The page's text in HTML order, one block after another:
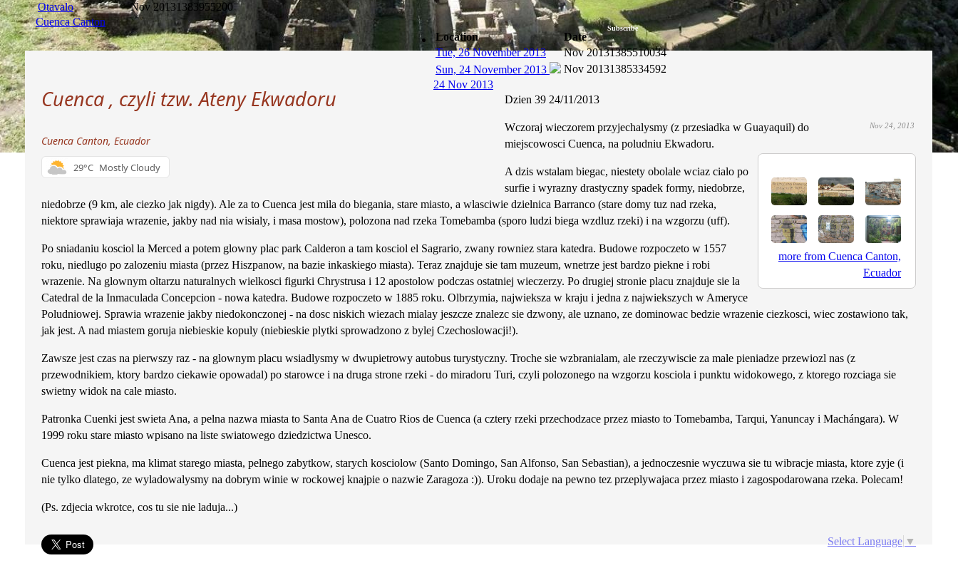
Subscribe
Otavalo
Nov 20131383955200
Cuenca Canton
Location
Date
Tue, 26 November 2013
Nov 20131385510034
Sun, 24 November 2013
Nov 20131385334592
24 Nov 2013
Cuenca , czyli tzw. Ateny Ekwadoru
Cuenca Canton, Ecuador
29°C Mostly Cloudy
Nov 24, 2013
more from Cuenca Canton,
Ecuador
Dzien 39 24/11/2013
Wczoraj wieczorem przyjechalysmy (z przesiadka w Guayaquil) do
miejscowosci Cuenca, na poludniu Ekwadoru.
A dzis wstalam biegac, niestety obolale wciaz cialo po
surfie i wyrazny drastyczny spadek formy, niedobrze,
niedobrze (9 km, ale ciezko jak nigdy). Ale za to Cuenca jest mila do biegania, stare miasto, a wlasciwie dzielnica Barranco (stare domy tuz nad rzeka,
niektore sprawiaja wrazenie, jakby nad nia wisialy, i masa mostow), polozona nad rzeka Tomebamba (sporo ludzi biega wzdluz rzeki) i na wzgorzu (uff).
Po sniadaniu kosciol la Merced a potem glowny plac park Calderon a tam kosciol el Sagrario, zwany rowniez stara katedra. Budowe rozpoczeto w 1557
roku, niedlugo po zalozeniu miasta (przez Hiszpanow, na bazie inkaskiego miasta). Teraz znajduje sie tam muzeum, wnetrze jest bardzo piekne i robi
wrazenie. Na glownym oltarzu naturalnych wielkosci figurki Chrystrusa i 12 apostolow podczas ostatniej wieczerzy. Po drugiej stronie placu znajduje sie la
Catedral de la Inmaculada Concepcion - nowa katedra. Budowe rozpoczeto w 1885 roku. Olbrzymia, najwieksza w kraju i jedna z najwiekszych w Ameryce
Poludniowej. Sprawia wrazenie jakby niedokonczonej - na dosc niskich wiezach mialay jeszcze znalezc sie dzwony, ale uznano, ze dominowac bedzie wrazenie ciezkosci, wiec zostawiono tak,
jak jest. A nad miastem goruja niebieskie kopuly (niebieskie plytki sprowadzono z bylej Czechoslowacji!).
Zawsze jest czas na pierwszy raz - na glownym placu wsiadlysmy w dwupietrowy autobus turystyczny. Troche sie wzbranialam, ale rzeczywiscie za male pieniadze przewiozl nas (z
przewodnikiem, ktory bardzo ciekawie opowadal) po starowce i na druga strone rzeki - do miradoru Turi, czyli polozonego na wzgorzu kosciola i punktu widokowego, z ktorego rozciaga sie
swietny widok na cale miasto.
Patronka Cuenki jest swieta Ana, a pelna nazwa miasta to Santa Ana de Cuatro Rios de Cuenca (a cztery rzeki przechodzace przez miasto to Tomebamba, Tarqui, Yanuncay i Machángara). W
1999 roku stare miasto wpisano na liste swiatowego dziedzictwa Unesco.
Cuenca jest piekna, ma klimat starego miasta, pelnego zabytkow, starych kosciolow (Santo Domingo, San Alfonso, San Sebastian), a jednoczesnie wyczuwa sie tu wibracje miasta, ktore zyje (i
nie tylko dlatego, ze wyladowalysmy na dobrym winie w rockowej knajpie o nazwie Zaragoza :)). Uroku dodaje na pewno tez przeplywajaca przez miasto i zagospodarowana rzeka. Polecam!
(Ps. zdjecia wkrotce, cos tu sie nie laduja...)
Select Language ▼